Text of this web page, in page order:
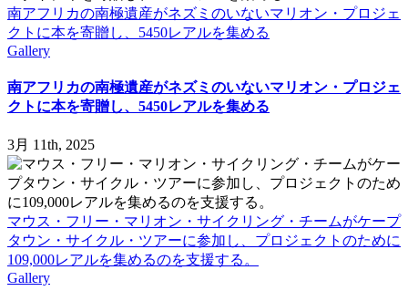
南アフリカの南極遺産がネズミのいないマリオン・プロジェ
クトに本を寄贈し、5450レアルを集める
Gallery
南アフリカの南極遺産がネズミのいないマリオン・プロジェ
クトに本を寄贈し、5450レアルを集める
3月 11th, 2025
マウス・フリー・マリオン・サイクリング・チームがケープ
タウン・サイクル・ツアーに参加し、プロジェクトのために
109,000レアルを集めるのを支援する。
Gallery